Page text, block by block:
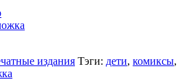
издания Тэги: дети, комиксы,